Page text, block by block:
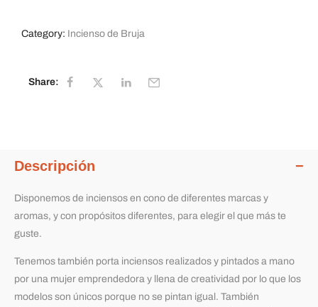
Category: Incienso de Bruja
Share:
Descripción
Disponemos de inciensos en cono de diferentes marcas y
aromas, y con propósitos diferentes, para elegir el que más te
guste.
Tenemos también porta inciensos realizados y pintados a mano
por una mujer emprendedora y llena de creatividad por lo que los
modelos son únicos porque no se pintan igual. También